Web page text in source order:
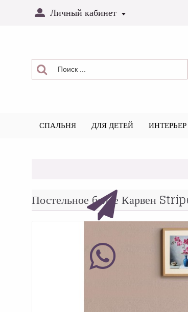
Личный кабинет
СПАЛЬНЯ ДЛЯ ДЕТЕЙ ИНТЕРЬЕР
Постельное белье Карвен